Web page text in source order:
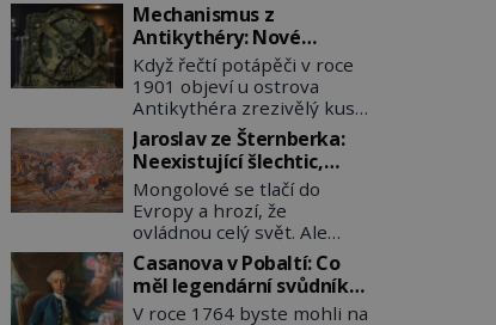
Mechanismus z
Antikythéry: Nové
výzkumy odhalují další
překvapení o starověkém
počítači
Když řečtí potápěči v roce
1901 objeví u ostrova
Antikythéra zrezivělý kus
bronzu, nikdo netuší, že
drží v rukou jeden z
nejúžasnějších vynálezů
starověku. Až moderní
rentgenové tomografy
odhalí desítky ozubených
kol ukrytých uvnitř.
Mechanismus z
Antikythéry je dnes
Jaroslav ze Šternberka:
Neexistující šlechtic,
který z Moravy vyžene
Mongoly
Mongolové se tlačí do
Evropy a hrozí, že
ovládnou celý svět. Ale
naštěstí jim v samotném
srdci Evropy stojí v cestě
malé, ale silné království,
které dokáže dobyvatelské
Casanova v Pobaltí: Co
měl legendární svůdník
společného se
V roce 1764 byste mohli na